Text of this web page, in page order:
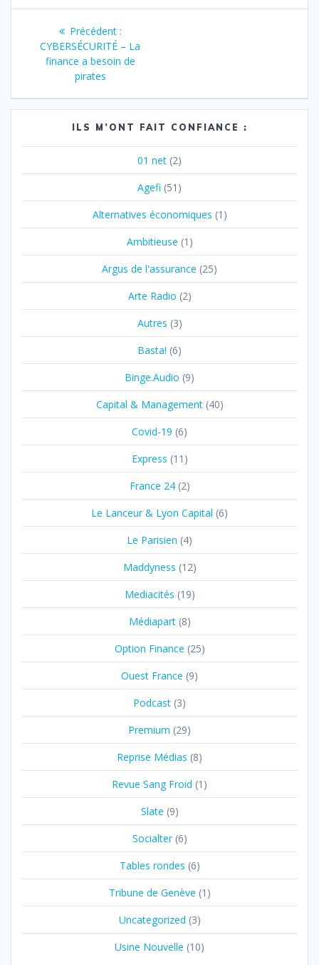
Navigation
l’article
Précédent :Article
précédent
CYBERSÉCURITÉ – La
finance a besoin de
pirates
ILS M’ONT FAIT CONFIANCE :
01 net (2)
Agefi (51)
Alternatives économiques (1)
Ambitieuse (1)
Argus de l'assurance (25)
Arte Radio (2)
Autres (3)
Basta! (6)
Binge.Audio (9)
Capital & Management(40)
Covid-19 (6)
Express (11)
France 24(2)
Le Lanceur & Lyon Capital (6)
Le Parisien (4)
Maddyness (12)
Mediacités (19)
Médiapart(8)
Option Finance (25)
Ouest France (9)
Podcast (3)
Premium (29)
Reprise Médias (8)
Revue Sang Froid (1)
Slate (9)
Socialter(6)
Tables rondes (6)
Tribune de Genève (1)
Uncategorized (3)
Usine Nouvelle (10)